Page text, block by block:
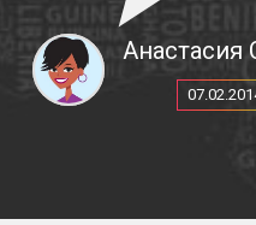
возможность на
Только работая
работа будет
знает, туристы
Анастасия